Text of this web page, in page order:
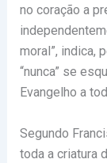
no coração a
moral”, indica,
“nunca” se
Evangelho a
Segundo
toda a criatura